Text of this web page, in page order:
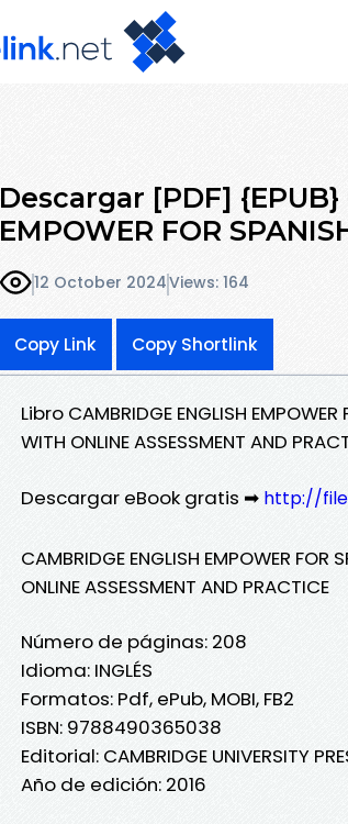
Descargar [PDF] {EPUB}
EMPOWER FOR
12 October 2024Views: 164
Copy Link Copy Shortlink
Libro CAMBRIDGE ENGLISH EMPOWER
WITH ONLINE ASSESSMENT AND
Descargar eBook gratis ➡ http://
CAMBRIDGE ENGLISH EMPOWER FOR
ONLINE ASSESSMENT AND PRACTICE
Número de páginas: 208
Idioma: INGLÉS
Formatos: Pdf, ePub, MOBI, FB2
ISBN: 9788490365038
Editorial: CAMBRIDGE UNIVERSITY
Año de edición: 2016